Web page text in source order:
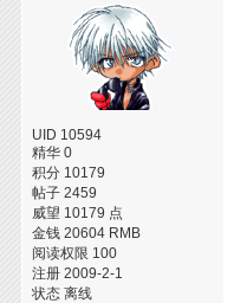
UID 10594
精华 0
积分 10179
帖子 2459
威望 10179 点
金钱 20604 RMB
阅读权限 100
注册 2009-2-1
状态 离线